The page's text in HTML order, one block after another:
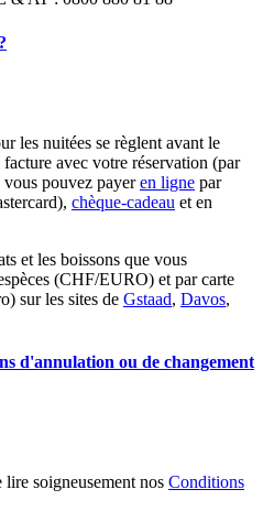
les nuitées se règlent avant le
avec votre réservation (par
pouvez payeren ligne par
chèque-cadeau et en
et les boissons que vous
(CHF/EURO) et par carte
sur les sites de Gstaad, Davos,
d'annulation ou de changement
soigneusement nos Conditions